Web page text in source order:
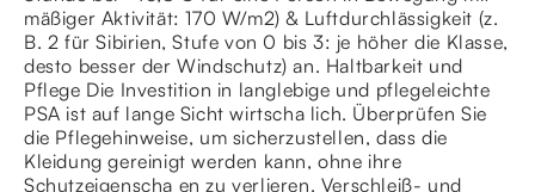
mäßiger Aktivität: 170 W/m2) & Luftdurchlässigkeit (z.
B. 2 für Sibirien, Stufe von 0 bis 3: je höher die Klasse,
desto besser der Windschutz) an. Haltbarkeit und
Pflege Die Investition in langlebige und pflegeleichte
PSA ist auf lange Sicht wirtscha lich. Überprüfen Sie
die Pflegehinweise, um sicherzustellen, dass die
Kleidung gereinigt werden kann, ohne ihre
Schutzeigenscha en zu verlieren. Verschleiß- und